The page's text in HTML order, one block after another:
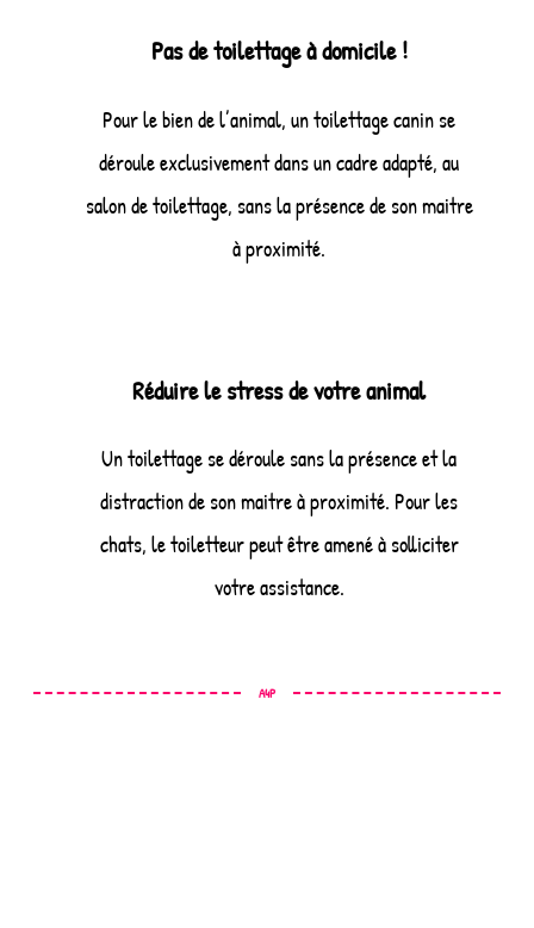
Pas de toilettage à domicile !
Pour le bien de l’animal, un toilettage canin se
déroule exclusivement dans un cadre adapté, au
salon de toilettage, sans la présence de son maitre
à proximité.
Réduire le stress de votre animal
Un toilettage se déroule sans la présence et la
distraction de son maitre à proximité. Pour les
chats, le toiletteur peut être amené à solliciter
votre assistance.
A4P